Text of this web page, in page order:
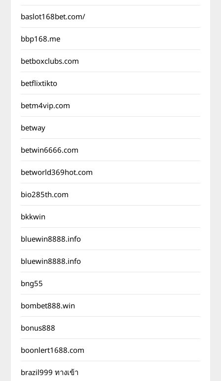
baslot168bet.com/
bbp168.me
betboxclubs.com
betflixtikto
betm4vip.com
betway
betwin6666.com
betworld369hot.com
bio285th.com
bkkwin
bluewin8888.info
bluewin8888.info
bng55
bombet888.win
bonus888
boonlert1688.com
brazil999 ทางเข้า